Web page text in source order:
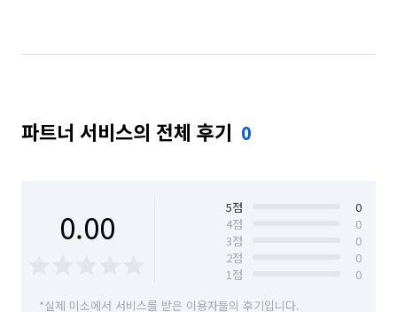
파트너 서비스의 전체 후기 0
0.00 5점
0
4점
0
3점
0
2점
0
1점
0
*실제 미소에서 서비스를 받은 이용자들의 후기입니다.